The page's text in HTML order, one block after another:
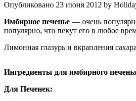
Опубликовано 23 июня 2012 by
Имбирное печенье — очень
популярно, что пекут его в любое
Лимонная глазурь и вкрапления
Ингредиенты для имбирного
Для Печенек: